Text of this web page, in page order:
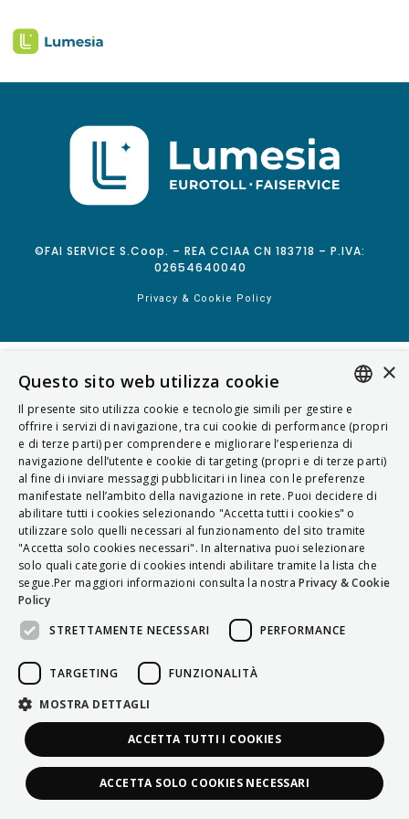
©FAI SERVICE S.Coop. – REA CCIAA CN 183718 – P.IVA:
02654640040
Privacy & Cookie Policy
ITALIAN
ENGLISH
FRENCH
HUNGARIAN
DEUTSCH
POLSKI
PORTUGUÊS
×
Questo sito web utilizza cookie
Il presente sito utilizza cookie e tecnologie simili per gestire e
offrire i servizi di navigazione, tra cui cookie di performance (propri
e di terze parti) per comprendere e migliorare l’esperienza di
navigazione dell’utente e cookie di targeting (propri e di terze parti)
al fine di inviare messaggi pubblicitari in linea con le preferenze
manifestate nell’ambito della navigazione in rete. Puoi decidere di
abilitare tutti i cookies selezionando "Accetta tutti i cookies" o
utilizzare solo quelli necessari al funzionamento del sito tramite
"Accetta solo cookies necessari". In alternativa puoi selezionare
solo quali categorie di cookies intendi abilitare tramite la lista che
segue.Per maggiori informazioni consulta la nostra Privacy & Cookie
Policy
STRETTAMENTE NECESSARI
PERFORMANCE
TARGETING FUNZIONALITÀ
MOSTRA DETTAGLI
ACCETTA TUTTI I COOKIES
ACCETTA SOLO COOKIES NECESSARI